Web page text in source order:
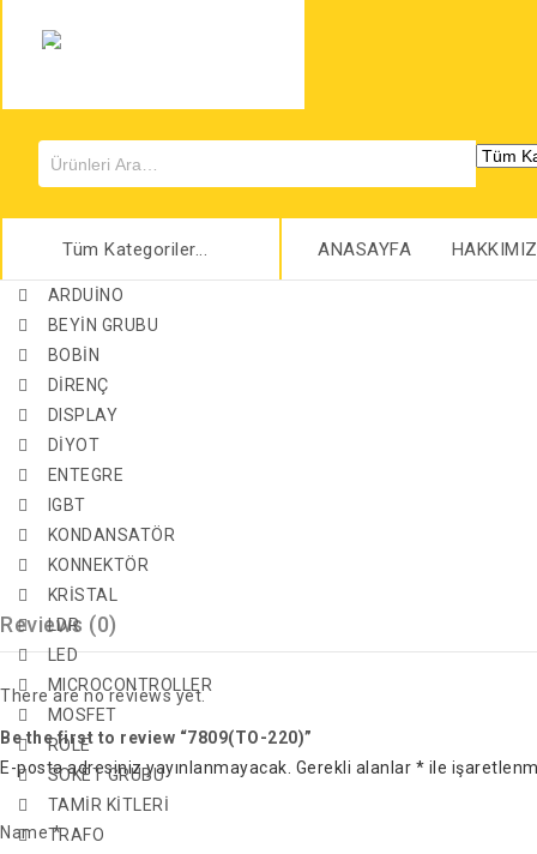
Tüm Kategoriler...
ARDUİNO
BEYİN GRUBU
BOBİN
DİRENÇ
DISPLAY
DİYOT
ENTEGRE
IGBT
KONDANSATÖR
KONNEKTÖR
KRİSTAL
LDR
LED
MICROCONTROLLER
MOSFET
ROLE
SOKET GRUBU
TAMİR KİTLERİ
TRAFO
ANASAYFA
Reviews (0)
There are no reviews yet.
Be the first to review “7809(TO-220)”
E-posta adresiniz yayınlanmayacak. Gerekli alanlar * ile
Name*